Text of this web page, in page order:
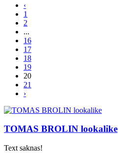
‹
1
2
...
16
17
18
19
20
21
›
TOMAS BROLIN lookalike
Text saknas!